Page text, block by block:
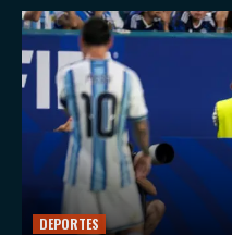
DEPORTES